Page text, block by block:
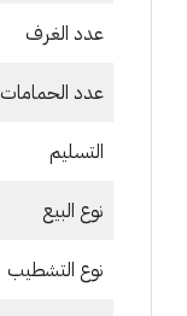
عدد الغرف
عدد الحمامات
التسليم
نوع البيع
نوع التشطيب